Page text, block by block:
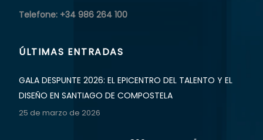
Telefone: +34 986 264 100
ÚLTIMAS ENTRADAS
GALA DESPUNTE 2026: EL EPICENTRO DEL TALENTO Y EL
DISEÑO EN SANTIAGO DE COMPOSTELA
25 de marzo de 2026